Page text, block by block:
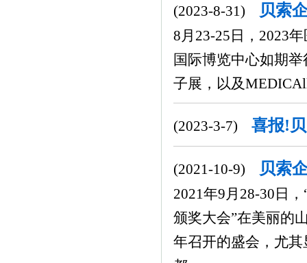
(2023-8-31) 贝索
8月23-25日，2023
国际博览中心如期
子展，以及
(2023-3-7) 喜报!
(2021-10-9) 贝索
2021年9月28-30日
颁奖大会”在美丽的
年召开的盛会，尤